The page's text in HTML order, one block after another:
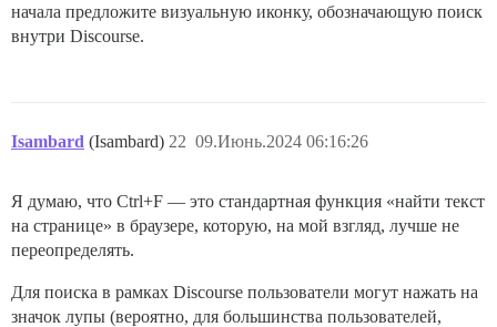
начала предложите визуальную иконку, обозначающую поиск
внутри Discourse.
Isambard (Isambard) 09.Июнь.2024 06:16:26
22
Я думаю, что Ctrl+F — это стандартная функция «найти текст
на странице» в браузере, которую, на мой взгляд, лучше не
переопределять.
Для поиска в рамках Discourse пользователи могут нажать на
значок лупы (вероятно, для большинства пользователей,